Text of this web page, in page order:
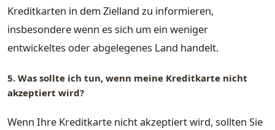
Kreditkarten in dem Zielland zu informieren,
insbesondere wenn es sich um ein weniger
entwickeltes oder abgelegenes Land handelt.
5. Was sollte ich tun, wenn meine Kreditkarte nicht
akzeptiert wird?
Wenn Ihre Kreditkarte nicht akzeptiert wird, sollten Sie